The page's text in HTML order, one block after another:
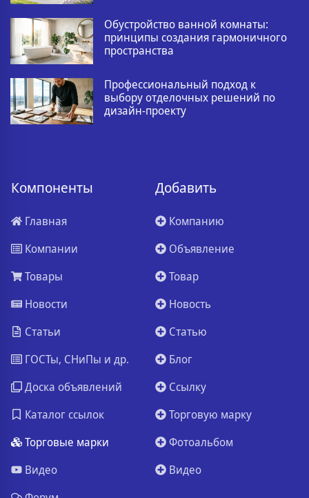
Обустройство ванной комнаты:
принципы создания гармоничного
пространства
Профессиональный подход к
выбору отделочных решений по
дизайн-проекту
Компоненты
Главная
Компании
Товары
Новости
Статьи
ГОСТы, СНиПы и др.
Доска объявлений
Каталог ссылок
Торговые марки
Видео
Добавить
Компанию
Объявление
Товар
Новость
Статью
Блог
Ссылку
Торговую марку
Фотоальбом
Видео